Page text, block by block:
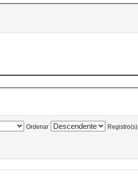
Ordenar Registro(s)